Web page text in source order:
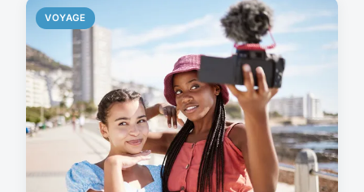
VOYAGE